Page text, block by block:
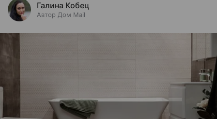
Галина Кобец
Автор Дом Mail